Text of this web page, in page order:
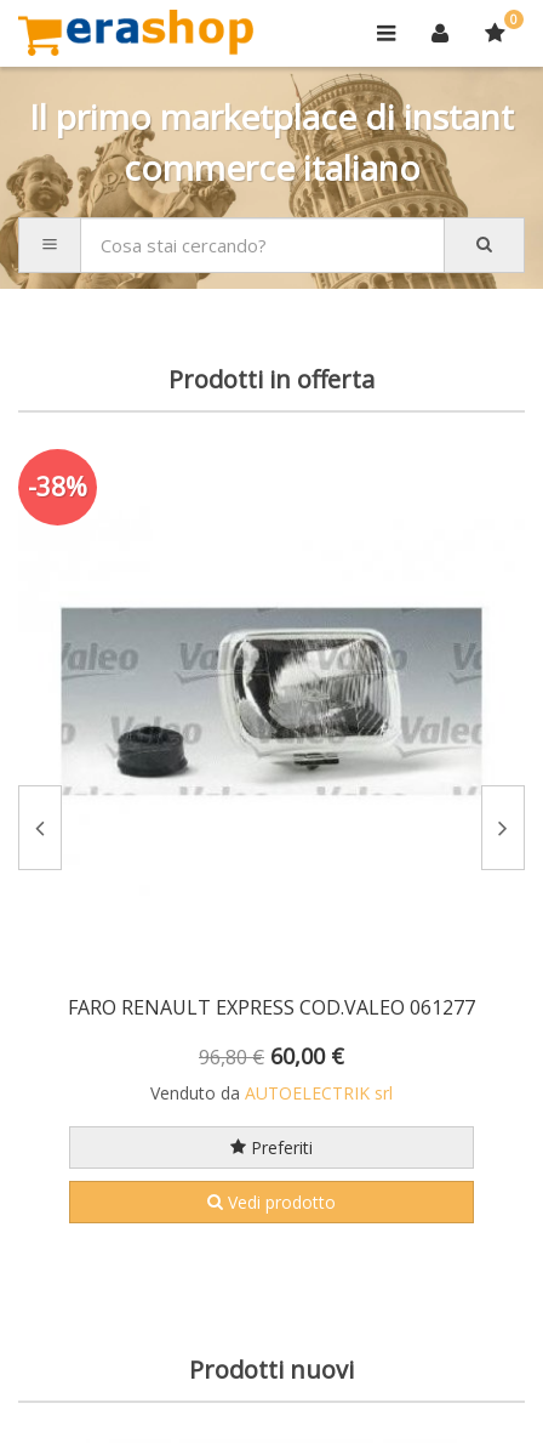
0
Il primo marketplace di instant
commerce italiano
Prodotti in offerta
-38%
FARO RENAULT EXPRESS COD.VALEO 061277
96,80 € 60,00 €
Venduto da AUTOELECTRIK srl
Preferiti
Vedi prodotto
Prodotti nuovi